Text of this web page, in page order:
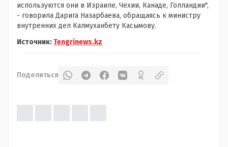
используются они в Израиле, Чехии, Канаде, Голландии",
- говорила Дарига Назарбаева, обращаясь к министру
внутренних дел Калмуханбету Касымову.
Источник:Tengrinews.kz
Поделиться